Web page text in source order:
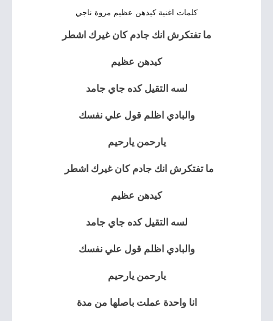
كلمات اغنية كيدهن عظيم مروة ناجي
ما تفتكرش انك جادم كان غيرك اشطر
كيدهن عظيم
لسه التقيل كده جاي جامد
والبادي اظلم قول علي نفسك
يارحمن يارحيم
ما تفتكرش انك جادم كان غيرك اشطر
كيدهن عظيم
لسه التقيل كده جاي جامد
والبادي اظلم قول علي نفسك
يارحمن يارحيم
انا واحدة عملت باصلها من مدة